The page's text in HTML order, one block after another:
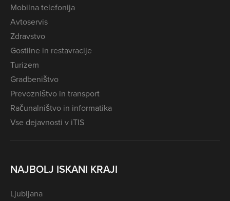
Mobilna telefonija
Avtoservis
Zdravstvo
Gostilne in restavracije
Turizem
Gradbeništvo
Prevozništvo in transport
Računalništvo in informatika
Vse dejavnosti v iTIS
NAJBOLJ ISKANI KRAJI
Ljubljana